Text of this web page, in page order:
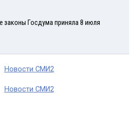
законы Госдума приняла 8 июля
Новости СМИ2
Новости СМИ2